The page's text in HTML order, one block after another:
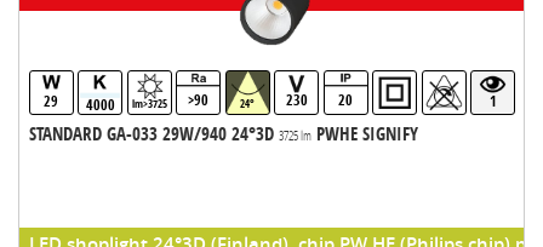
29 4000 lm>3725 >90 24° 230 20 1
STANDARD GA-033 29W/940 24°3D 3725 lmPWHE SIGNIFY